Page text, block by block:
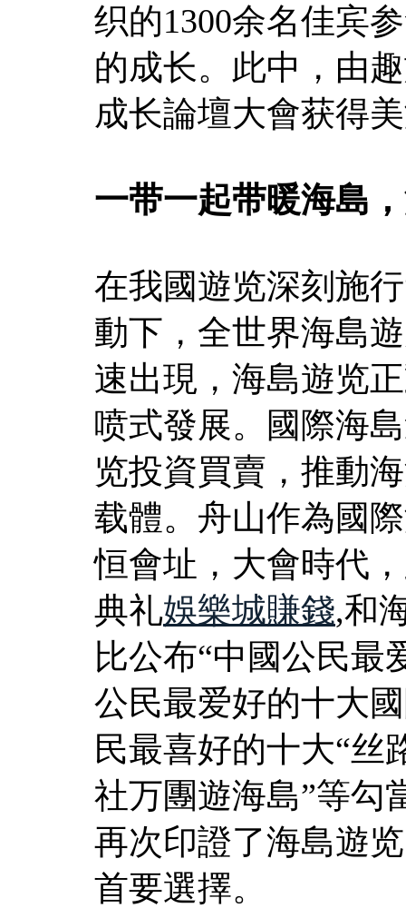
织的1300余名佳宾
的成长。此中，由
成长論壇大會获得
一带一起带暖海島
在我國遊览深刻施
動下，全世界海島
速出現，海島遊览
喷式發展。國際海
览投資買賣，推動
载體。舟山作為國
恒會址，大會時代
典礼娛樂城賺錢,和
比公布“中國公民最
公民最爱好的十大
民最喜好的十大“丝
社万團遊海島”等勾
再次印證了海島遊
首要選擇。